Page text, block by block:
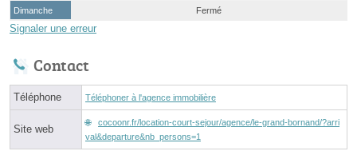
Dimanche
Fermé
Signaler une erreur
Contact
Téléphone Téléphoner à l'agence immobilière
Site web
cocoonr.fr/location-court-sejour/agence/le-grand-bornand/?arri
val&departure&nb_persons=1